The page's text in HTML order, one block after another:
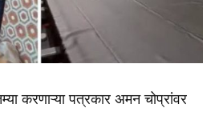
करणाऱ्या पत्रकार अमन चोप्रांवर